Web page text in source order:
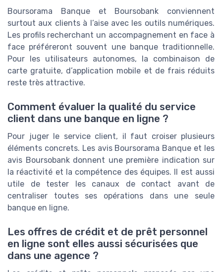
Boursorama Banque et Boursobank conviennent
surtout aux clients à l’aise avec les outils numériques.
Les profils recherchant un accompagnement en face à
face préféreront souvent une banque traditionnelle.
Pour les utilisateurs autonomes, la combinaison de
carte gratuite, d’application mobile et de frais réduits
reste très attractive.
Comment évaluer la qualité du service
client dans une banque en ligne ?
Pour juger le service client, il faut croiser plusieurs
éléments concrets. Les avis Boursorama Banque et les
avis Boursobank donnent une première indication sur
la réactivité et la compétence des équipes. Il est aussi
utile de tester les canaux de contact avant de
centraliser toutes ses opérations dans une seule
banque en ligne.
Les offres de crédit et de prêt personnel
en ligne sont elles aussi sécurisées que
dans une agence ?